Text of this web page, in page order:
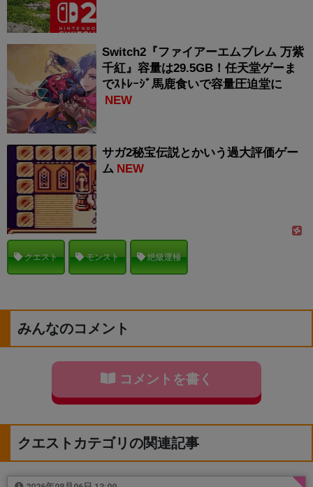
Switch2『ファイアーエムブレム 万紫
千紅』容量は29.5GB！任天堂ゲーま
でｽﾄﾚｰｼﾞ馬鹿食いで容量圧迫堂に
NEW
サガ2秘宝伝説とかいう過大評価ゲー
ム NEW
クエスト モンスト 絶級運極
みんなのコメント
コメントを書く
クエストカテゴリの関連記事